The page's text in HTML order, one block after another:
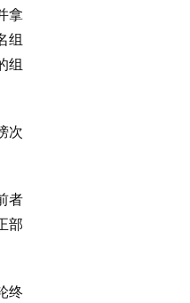
拿
组
组
次
者
部
终